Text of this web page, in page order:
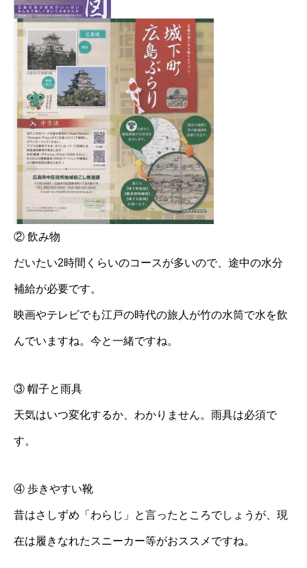
② 飲み物
だいたい2時間くらいのコースが多いので、途中の水分
補給が必要です。
映画やテレビでも江戸の時代の旅人が竹の水筒で水を飲
んでいますね。今と一緒ですね。
③ 帽子と雨具
天気はいつ変化するか、わかりません。雨具は必須で
す。
④ 歩きやすい靴
昔はさしずめ「わらじ」と言ったところでしょうが、現
在は履きなれたスニーカー等がおススメですね。